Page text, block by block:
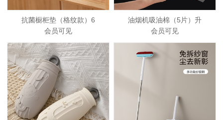
抗菌橱柜垫（格纹款）6
会员可见
油烟机吸油棉（5片）升
会员可见